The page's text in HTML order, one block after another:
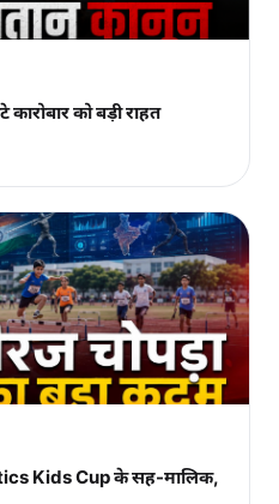
को बड़ी राहत
Kids Cup के सह-मालिक,